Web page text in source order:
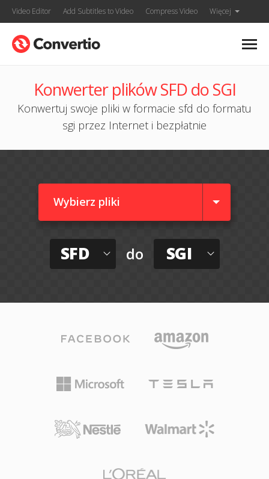
Video Editor Add Subtitles to Video Compress Video Więcej
Konwerter plików SFD do SGI
Konwertuj swoje pliki w formacie sfd do formatu
sgi przez Internet i bezpłatnie
Wybierz pliki
SFD do SGI